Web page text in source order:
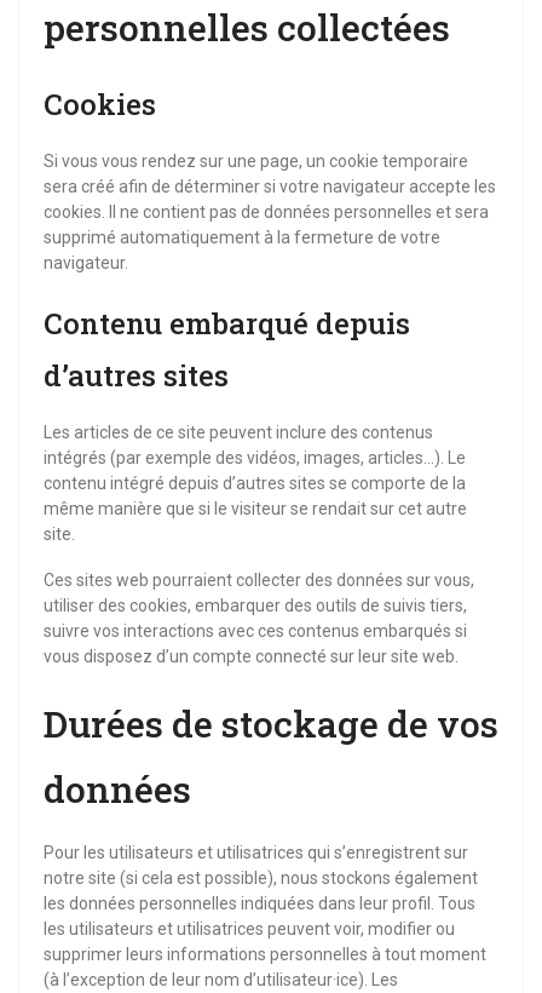
personnelles collectées
Cookies
Si vous vous rendez sur une page, un cookie temporaire
sera créé afin de déterminer si votre navigateur accepte les
cookies. Il ne contient pas de données personnelles et sera
supprimé automatiquement à la fermeture de votre
navigateur.
Contenu embarqué depuis
d’autres sites
Les articles de ce site peuvent inclure des contenus
intégrés (par exemple des vidéos, images, articles…). Le
contenu intégré depuis d’autres sites se comporte de la
même manière que si le visiteur se rendait sur cet autre
site.
Ces sites web pourraient collecter des données sur vous,
utiliser des cookies, embarquer des outils de suivis tiers,
suivre vos interactions avec ces contenus embarqués si
vous disposez d’un compte connecté sur leur site web.
Durées de stockage de vos
données
Pour les utilisateurs et utilisatrices qui s’enregistrent sur
notre site (si cela est possible), nous stockons également
les données personnelles indiquées dans leur profil. Tous
les utilisateurs et utilisatrices peuvent voir, modifier ou
supprimer leurs informations personnelles à tout moment
(à l’exception de leur nom d’utilisateur·ice). Les